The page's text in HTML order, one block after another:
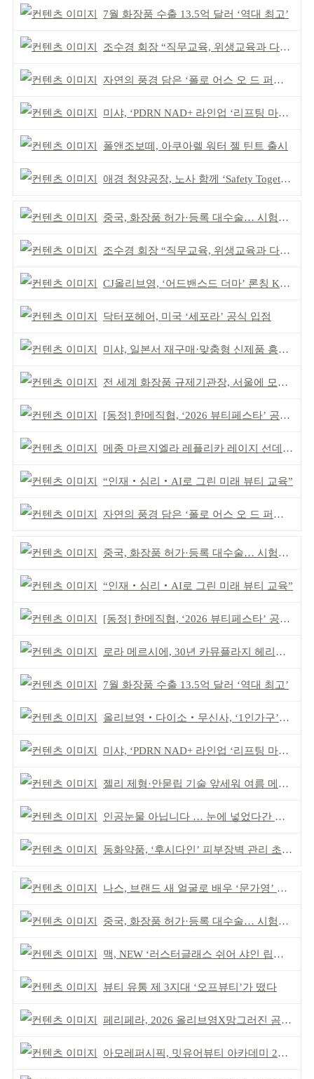
7월 화장품 수출 13.5억 달러 ‘역대 최고’
조수경 회장 “직무교육, 위생교육과 다르다”
자연의 풍경 담은 ‘폴로 어스 오 드 퍼퓸’ 4종 출시
미샤, ‘PDRN NAD+ 라인업 ‘리프팅 마스크’ 출시
폴앤조보떼, 아쿠아렐 워터 젤 틴트 출시
애경 청양공장, 노사 함께 ‘Safety Together’ 개최
중국, 화장품 허가·등록 대수술… 시험자료 공용 허용
조수경 회장 “직무교육, 위생교육과 다르다”
CJ올리브영, ‘어드밴스드 더마’ 론칭 K더마 육성 박차
닥터포헤어, 미국 ‘세포라’ 공식 입점
미샤, 일본서 재구매·맞춤형 신제품 흥행 ‘쌍끌이’
전 세계 화장품 규제기관장, 서울에 모인다
[동정] 한메직협, ‘2026 뷰티페스타’ 공동 주최
메종 마르지엘라 레플리카 레이지 선데이 모닝 디퓨저
“인재‧심리‧AI로 그린 미래 뷰티 교육”
자연의 풍경 담은 ‘폴로 어스 오 드 퍼퓸’ 4종 출시
중국, 화장품 허가·등록 대수술… 시험자료 공용 허용
“인재‧심리‧AI로 그린 미래 뷰티 교육”
[동정] 한메직협, ‘2026 뷰티페스타’ 공동 주최
로라 메르시에, 30년 카뮤플라지 헤리티지 담아
7월 화장품 수출 13.5억 달러 ‘역대 최고’
올리브영‧다이소‧무신사, ‘1인가구’가 이끈다
미샤, ‘PDRN NAD+ 라인업 ‘리프팅 마스크’ 출시
젤리 제형·안묻립 기술 앞세워 여름 메이크업 시장 공략
인공눈물 아닙니다 … 눈에 넣었다간 각막 손상
동화약품, ‘후시다인’ 피부장벽 관리 초점 ‘리브랜딩’
나스, 브랜드 새 얼굴로 배우 ‘문가영’ 발탁
중국, 화장품 허가·등록 대수술… 시험자료 공용 허용
맥, NEW ‘러스터글래스 쉬어 샤인 립스틱’ 출시
뷰티 유통 제 3지대 ‘오프뷰티’가 떴다
페리페라, 2026 올리브영X망그러진 곰 콜라보
아모레퍼시픽, 밋유어뷰티 아카데미 2기 발대식